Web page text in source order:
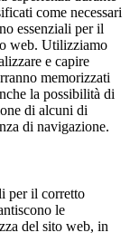
come necessari
essenziali per il
web. Utilizziamo
e capire
memorizzati
la possibilità di
di alcuni di
di navigazione.
per il corretto
le
del sito web, in